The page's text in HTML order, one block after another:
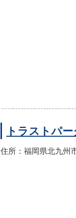
トラストパ
住所：福岡県北九州